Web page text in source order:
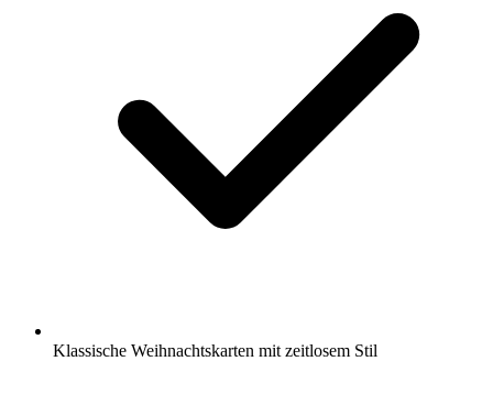
Klassische Weihnachtskarten mit zeitlosem Stil